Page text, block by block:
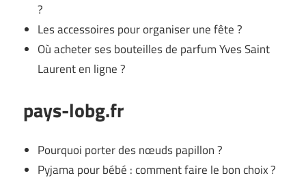
?
Les accessoires pour organiser une fête ?
Où acheter ses bouteilles de parfum Yves Saint
Laurent en ligne ?
pays-lobg.fr
Pourquoi porter des nœuds papillon ?
Pyjama pour bébé : comment faire le bon choix ?